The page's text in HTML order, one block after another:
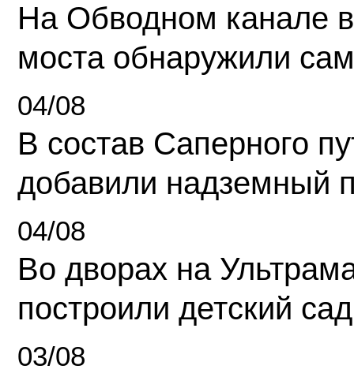
На Обводном канале
моста обнаружили
04/08
В состав Саперного
добавили надземный
04/08
Во дворах на
построили детский сад
03/08